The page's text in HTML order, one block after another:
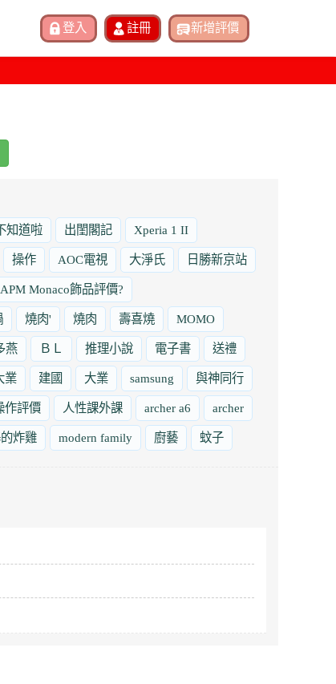
知道啦 出閨閣記 Xperia 1 II
操作 AOC電視 大淨氏 日勝新京站
APM Monaco飾品評價?
燒肉' 燒肉 壽喜燒 MOMO
燕 ＢＬ 推理小說 電子書 送禮
業 建國 大業 samsung 與神同行
作評價 人性課外課 archer a6 archer
炸雞 modern family 廚藝 蚊子